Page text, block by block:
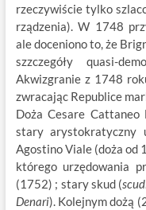
rzeczywiście tylko
rządzenia). W 1748
ale doceniono to, że
szzczegóły quasi-
Akwizgranie z 1748
zwracając Republice
Doża Cesare
stary arystokratyczny
Agostino Viale (doża od
którego urzędowania
(1752) ; stary skud (
Denari). Kolejnym dożą